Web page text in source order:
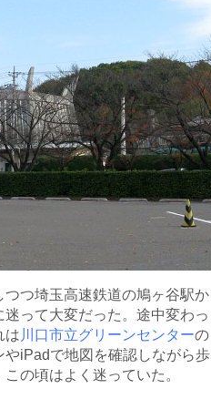
つ埼玉高速鉄道の鳩ヶ谷駅か
って大変だった。途中変わっ
は 川口市立グリーンセンターの
iPadで地図を確認しながら歩
の頃はよく迷っていた。